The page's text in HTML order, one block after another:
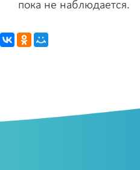
пока не наблюдается.